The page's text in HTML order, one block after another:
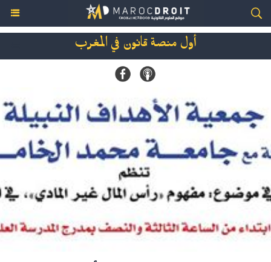
أول منصة قانون في المغرب